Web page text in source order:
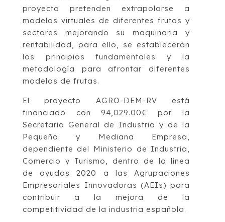
proyecto pretenden extrapolarse a
modelos virtuales de diferentes frutos y
sectores mejorando su maquinaria y
rentabilidad, para ello, se establecerán
los principios fundamentales y la
metodología para afrontar diferentes
modelos de frutas.
El proyecto AGRO-DEM-RV está
financiado con 94,029.00€ por la
Secretaría General de Industria y de la
Pequeña y Mediana Empresa,
dependiente del Ministerio de Industria,
Comercio y Turismo, dentro de la línea
de ayudas 2020 a las Agrupaciones
Empresariales Innovadoras (AEIs) para
contribuir a la mejora de la
competitividad de la industria española.